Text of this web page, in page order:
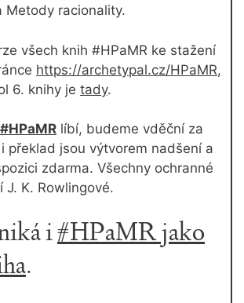
Metody racionality.
všech knih #HPaMR ke stažení
https://archetypal.cz/HPaMR,
6. knihy je tady.
#HPaMR líbí, budeme vděční za
překlad jsou výtvorem nadšení a
zdarma. Všechny ochranné
J. K. Rowlingové.
i#HPaMR jako
.